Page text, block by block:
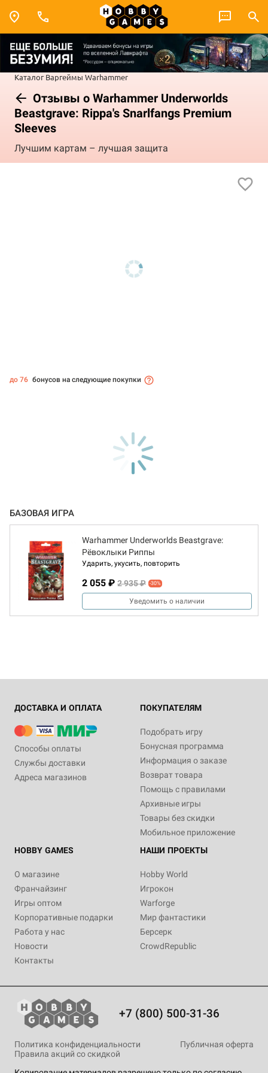
Каталог Варгеймы Warhammer
Отзывы о Warhammer Underworlds
Beastgrave: Rippa's Snarlfangs Premium
Sleeves
Лучшим картам – лучшая защита
до 76 бонусов на следующие покупки
БАЗОВАЯ ИГРА
Warhammer Underworlds Beastgrave:
Рёвоклыки Риппы
Ударить, укусить, повторить
2 055 ₽ 2 935 ₽ -30%
Уведомить о наличии
ДОСТАВКА И ОПЛАТА
Способы оплаты
Службы доставки
Адреса магазинов
ПОКУПАТЕЛЯМ
Подобрать игру
Бонусная программа
Информация о заказе
Возврат товара
Помощь с правилами
Архивные игры
Товары без скидки
Мобильное приложение
HOBBY GAMES
О магазине
Франчайзинг
Игры оптом
Корпоративные подарки
Работа у нас
Новости
Контакты
НАШИ ПРОЕКТЫ
Hobby World
Игрокон
Warforge
Мир фантастики
Берсерк
CrowdRepublic
+7 (800) 500-31-36
Политика конфиденциальности
Публичная оферта
Правила акций со скидкой